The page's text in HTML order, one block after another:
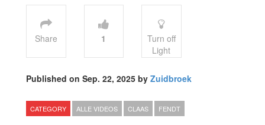
Share 1
Turn off
Light
Published on Sep. 22, 2025 by Zuidbroek
CATEGORY ALLE VIDEOS CLAAS FENDT